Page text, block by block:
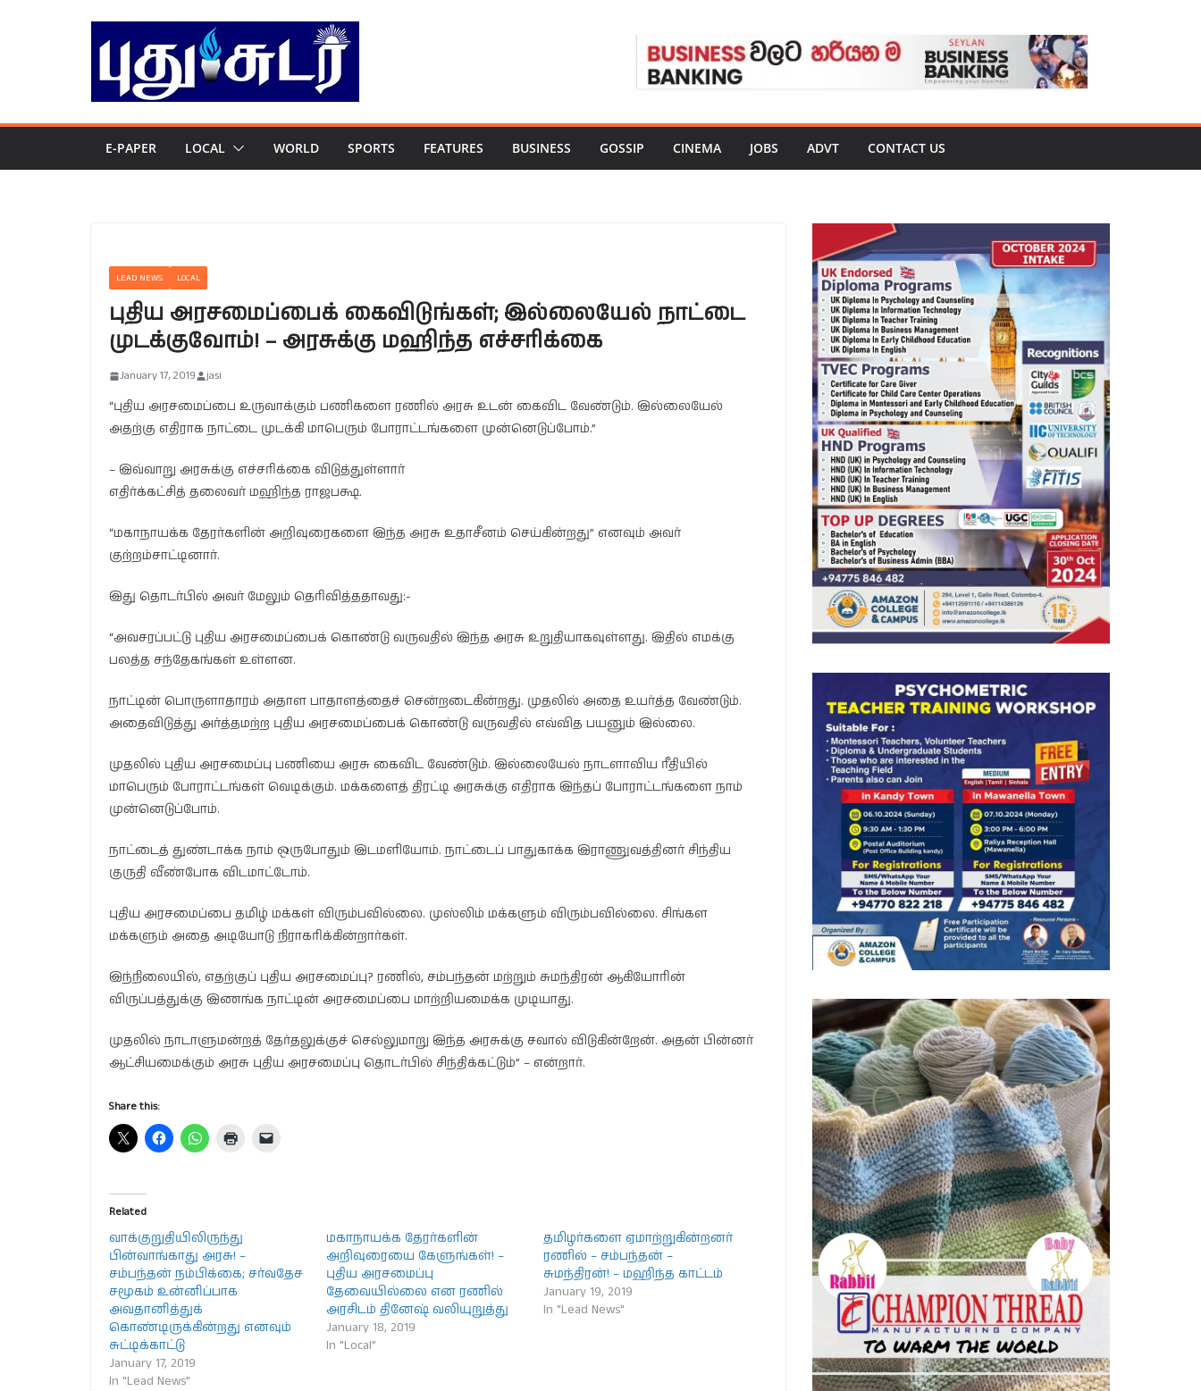
E-PAPER LOCAL WORLD SPORTS FEATURES BUSINESS GOSSIP CINEMA JOBS ADVT CONTACT US
LEAD NEWS LOCAL
புதிய அரசமைப்பைக் கைவிடுங்கள்; இல்லையேல் நாட்டை
முடக்குவோம்! – அரசுக்கு மஹிந்த எச்சரிக்கை
January 17, 2019 jasi
“புதிய அரசமைப்பை உருவாக்கும் பணிகளை ரணில் அரசு உடன் கைவிட வேண்டும். இல்லையேல்
அதற்கு எதிராக நாட்டை முடக்கி மாபெரும் போராட்டங்களை முன்னெடுப்போம்.”
– இவ்வாறு அரசுக்கு எச்சரிக்கை விடுத்துள்ளார்
எதிர்க்கட்சித் தலைவர் மஹிந்த ராஜபக்ஷ.
“மகாநாயக்க தேரர்களின் அறிவுரைகளை இந்த அரசு உதாசீனம் செய்கின்றது” எனவும் அவர்
குற்றம்சாட்டினார்.
இது தொடர்பில் அவர் மேலும் தெரிவித்ததாவது:-
“அவசரப்பட்டு புதிய அரசமைப்பைக் கொண்டு வருவதில் இந்த அரசு உறுதியாகவுள்ளது. இதில் எமக்கு
பலத்த சந்தேகங்கள் உள்ளன.
நாட்டின் பொருளாதாரம் அதாள பாதாளத்தைச் சென்றடைகின்றது. முதலில் அதை உயர்த்த வேண்டும்.
அதைவிடுத்து அர்த்தமற்ற புதிய அரசமைப்பைக் கொண்டு வருவதில் எவ்வித பயனும் இல்லை.
முதலில் புதிய அரசமைப்பு பணியை அரசு கைவிட வேண்டும். இல்லையேல் நாடளாவிய ரீதியில்
மாபெரும் போராட்டங்கள் வெடிக்கும். மக்களைத் திரட்டி அரசுக்கு எதிராக இந்தப் போராட்டங்களை நாம்
முன்னெடுப்போம்.
நாட்டைத் துண்டாக்க நாம் ஒருபோதும் இடமளியோம். நாட்டைப் பாதுகாக்க இராணுவத்தினர் சிந்திய
குருதி வீண்போக விடமாட்டோம்.
புதிய அரசமைப்பை தமிழ் மக்கள் விரும்பவில்லை. முஸ்லிம் மக்களும் விரும்பவில்லை. சிங்கள
மக்களும் அதை அடியோடு நிராகரிக்கின்றார்கள்.
இந்நிலையில், எதற்குப் புதிய அரசமைப்பு? ரணில், சம்பந்தன் மற்றும் சுமந்திரன் ஆகியோரின்
விருப்பத்துக்கு இணங்க நாட்டின் அரசமைப்பை மாற்றியமைக்க முடியாது.
முதலில் நாடாளுமன்றத் தேர்தலுக்குச் செல்லுமாறு இந்த அரசுக்கு சவால் விடுகின்றேன். அதன் பின்னர்
ஆட்சியமைக்கும் அரசு புதிய அரசமைப்பு தொடர்பில் சிந்திக்கட்டும்” – என்றார்.
Share this:
Related
வாக்குறுதியிலிருந்து
பின்வாங்காது அரசு! –
சம்பந்தன் நம்பிக்கை; சர்வதேச
சமூகம் உன்னிப்பாக
அவதானித்துக்
கொண்டிருக்கின்றது எனவும்
சுட்டிக்காட்டு
January 17, 2019
In "Lead News"
மகாநாயக்க தேரர்களின்
அறிவுரையை கேளுங்கள்! –
புதிய அரசமைப்பு
தேவையில்லை என ரணில்
அரசிடம் தினேஷ் வலியுறுத்து
January 18, 2019
In "Local"
தமிழர்களை ஏமாற்றுகின்றனர்
ரணில் – சம்பந்தன் –
சுமந்திரன்! – மஹிந்த காட்டம்
January 19, 2019
In "Lead News"